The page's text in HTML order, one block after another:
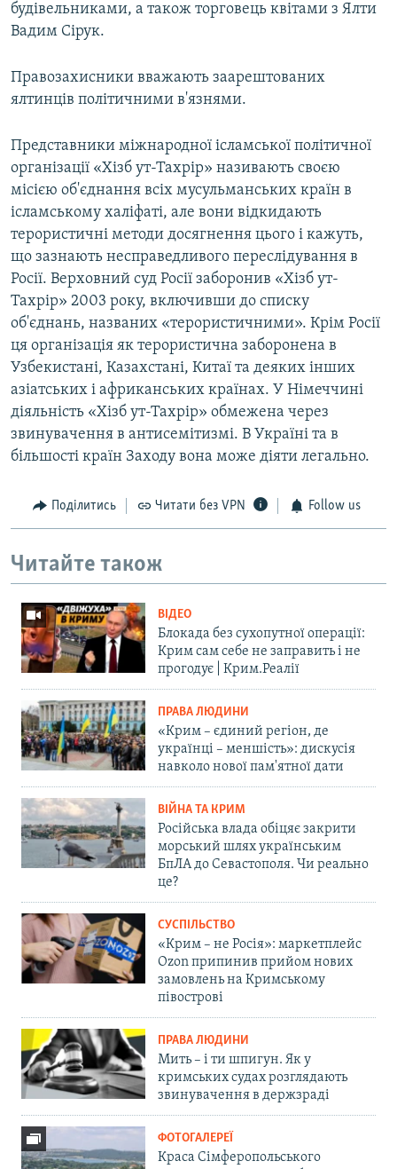
будівельниками, а також торговець квітами з Ялти
Вадим Сірук.
Правозахисники вважають заарештованих
ялтинців політичними в'язнями.
Представники міжнародної ісламської політичної
організації «Хізб ут-Тахрір» називають своєю
місією об'єднання всіх мусульманських країн в
ісламському халіфаті, але вони відкидають
терористичні методи досягнення цього і кажуть,
що зазнають несправедливого переслідування в
Росії. Верховний суд Росії заборонив «Хізб ут-
Тахрір» 2003 року, включивши до списку
об'єднань, названих «терористичними». Крім Росії
ця організація як терористична заборонена в
Узбекистані, Казахстані, Китаї та деяких інших
азіатських і африканських країнах. У Німеччині
діяльність «Хізб ут-Тахрір» обмежена через
звинувачення в антисемітизмі. В Україні та в
більшості країн Заходу вона може діяти легально.
Поділитись Читати без VPN Follow us
Читайте також
ВІДЕО
Блокада без сухопутної операції:
Крим сам себе не заправить і не
прогодує | Крим.Реалії
ПРАВА ЛЮДИНИ
«Крим – єдиний регіон, де
українці – меншість»: дискусія
навколо нової пам'ятної дати
ВІЙНА ТА КРИМ
Російська влада обіцяє закрити
морський шлях українським
БпЛА до Севастополя. Чи реально
це?
СУСПІЛЬСТВО
«Крим – не Росія»: маркетплейс
Ozon припинив прийом нових
замовлень на Кримському
півострові
ПРАВА ЛЮДИНИ
Мить – і ти шпигун. Як у
кримських судах розглядають
звинувачення в держзраді
ФОТОГАЛЕРЕЇ
Краса Сімферопольського